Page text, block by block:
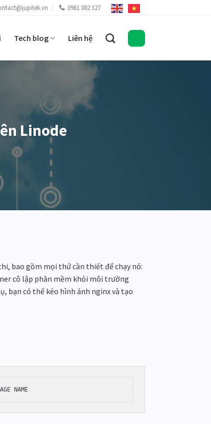
0961 082 327
Tech blog Liên hệ
Linode
bao gồm mọi thứ cần thiết để chạy nó:
cô lập phần mềm khỏi môi trường
bạn có thể kéo hình ảnh nginx và tạo